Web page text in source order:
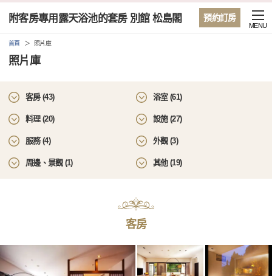
預約訂房
附客房專用露天浴池的套房 別館 松島閣
MENU
首頁 照片庫
照片庫
客房 (43) 浴室 (61)
料理 (20) 設施 (27)
服務 (4) 外觀 (3)
周邊、景觀 (1) 其他 (19)
客房